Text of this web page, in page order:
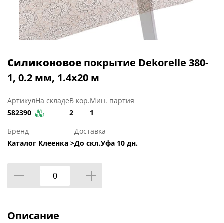
Силиконовое покрытие Dekorelle 380-
1, 0.2 мм, 1.4x20 м
Артикул
582390
На складеВ кор.
2
Мин. партия
1
Бренд
Каталог Клеенка >
Доставка
До скл.Уфа 10 дн.
Описание